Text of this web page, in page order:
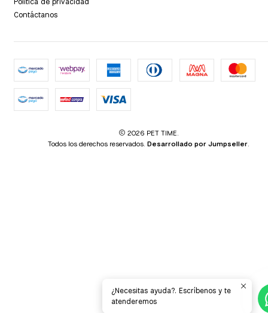
Contáctanos
2026 PET TIME.
Todos los derechos reservados. Desarrollado por Jumpseller.
¿Necesitas ayuda?. Escríbenos y te
atenderemos